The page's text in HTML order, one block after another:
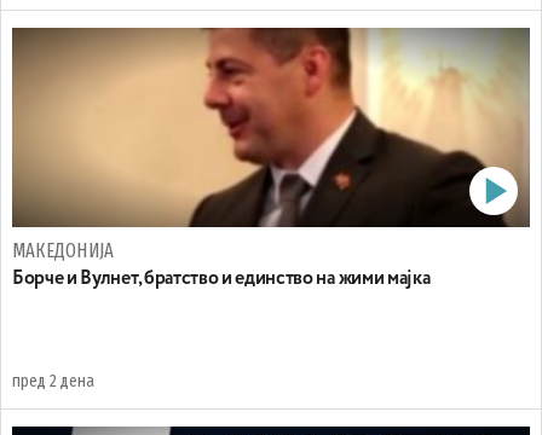
МАКЕДОНИЈА
Борче и Вулнет, братство и единство на жими мајка
пред 2 дена